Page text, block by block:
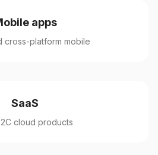
apps
cross-platform mobile
SaaS
cloud products